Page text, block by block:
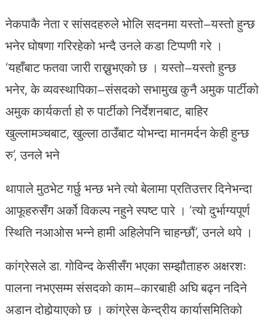
नेकपाकै नेता र सांसदहरुले भोलि सदनमा यस्तो–यस्तो हुन्छ
भनेर घोषणा गरिरहेको भन्दै उनले कडा टिप्पणी गरे ।
‘यहाँबाट फतवा जारी राख्नुभएको छ । यस्तो–यस्तो हुन्छ
भनेर, के व्यवस्थापिका–संसदको सभामुख कुनै अमुक पार्टीको
अमुक कार्यकर्ता हो रु पार्टीको निर्देशनबाट, बाहिर
खुल्लामञ्चबाट, खुल्ला ठाउँबाट योभन्दा मानमर्दन केही हुन्छ
रु’, उनले भने
थापाले मुठभेट गर्छु भन्छ भने त्यो बेलामा प्रतिउत्तर दिनेभन्दा
आफूहरुसँग अर्को विकल्प नहुने स्पष्ट पारे । ‘त्यो दुर्भाग्यपूर्ण
स्थिति नआओस भन्ने हामी अहिलेपनि चाहन्छौं’, उनले थपे ।
कांग्रेसले डा. गोविन्द केसीसँग भएका सम्झौताहरु अक्षरशः
पालना नभएसम्म संसदको काम–कारबाही अघि बढ्न नदिने
अडान दोहोर्‍याएको छ । कांग्रेस केन्द्रीय कार्यासमितिको